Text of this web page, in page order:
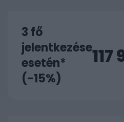
jelentkezése
esetén*
(-15%)